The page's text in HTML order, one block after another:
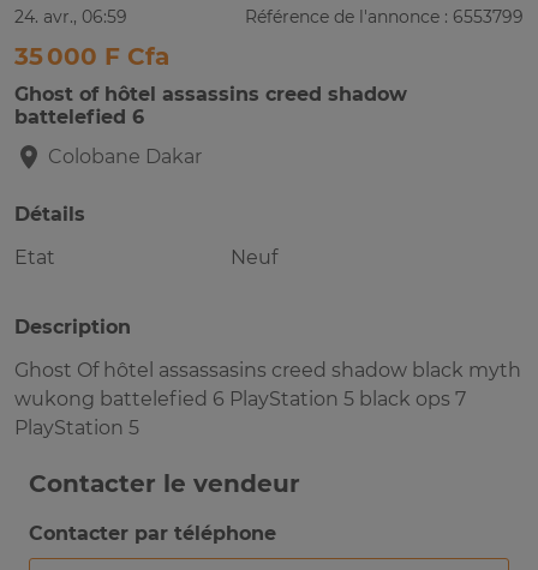
24. avr., 06:59 Référence de l'annonce : 6553799
35 000 F Cfa
Ghost of hôtel assassins creed shadow
battelefied 6
Colobane Dakar
Détails
Etat
Neuf
Description
Ghost Of hôtel assassasins creed shadow black myth
wukong battelefied 6 PlayStation 5 black ops 7
PlayStation 5
Contacter le vendeur
Contacter par téléphone